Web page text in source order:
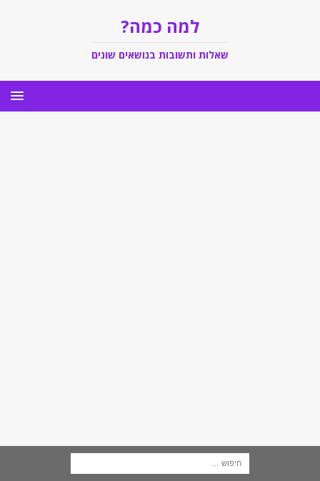
למה כמה?
שאלות ותשובות בנושאים שונים